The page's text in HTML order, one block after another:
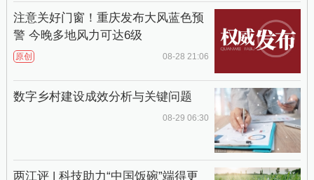
注意关好门窗！重庆发布大风蓝色预
警 今晚多地风力可达6级
原创 08-28 21:06
数字乡村建设成效分析与关键问题
08-29 06:30
两江评 | 科技助力“中国饭碗”端得更